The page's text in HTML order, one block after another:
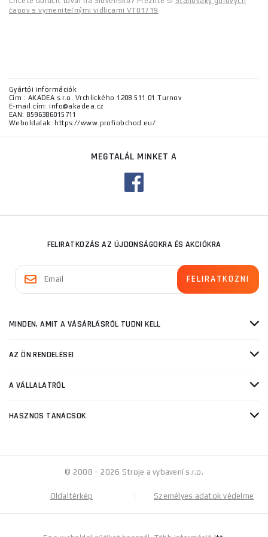
čapov s vymeniteľnými vidlicami VT01719
Gyártói információk
Cím : AKADEA s.r.o. Vrchlického 1208 511 01 Turnov
E-mail cím: info@akadea.cz
EAN: 8596386015711
Weboldalak: https://www.profiobchod.eu/
MEGTALÁL MINKET A
FELIRATKOZÁS AZ ÚJDONSÁGOKRA ÉS AKCIÓKRA
MINDEN, AMIT A VÁSÁRLÁSRÓL TUDNI KELL
AZ ÖN RENDELÉSEI
A VÁLLALATRÓL
HASZNOS TANÁCSOK
© 2008 - 2026 Stroje a vybavení s.r.o.
Oldaltérkép Személyes adatok védelme